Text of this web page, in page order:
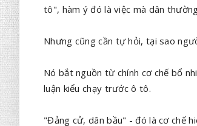
tô", hàm ý đó là việc mà dân
Nhưng cũng cần tự hỏi, tại sao
Nó bắt nguồn từ chính cơ chế bổ
luận kiểu chạy trước ô tô.
"Đảng cử, dân bầu" - đó là cơ chế